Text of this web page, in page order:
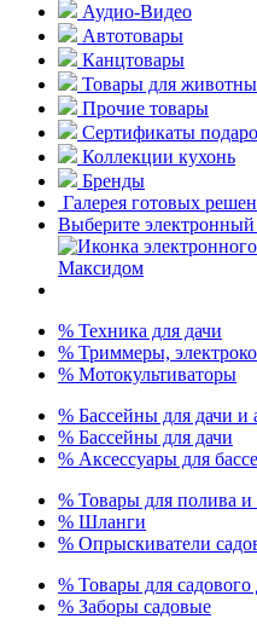
Аудио-Видео
Автотовары
Канцтовары
Товары для
Прочие товары
Сертификаты
Коллекции кухонь
Бренды
Галерея готовых
Выберите
% Техника для дачи
% Триммеры,
% Мотокультиваторы
% Бассейны для дачи и
% Бассейны для дачи
% Аксессуары для
% Товары для полива
% Шланги
% Опрыскиватели
% Товары для садового
% Заборы садовые